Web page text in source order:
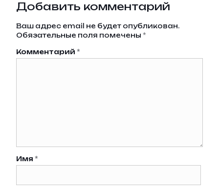
Добавить комментарий
Ваш адрес email не будет опубликован.
Обязательные поля помечены *
Комментарий *
Имя *